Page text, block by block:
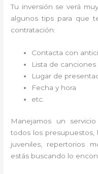
Tu inversión se verá
algunos tips para que
contratación:
Contacta con
Lista de
Lugar de
Fecha y hora
etc.
Manejamos un
todos los presupuestos,
juveniles, repertorios
estás buscando lo